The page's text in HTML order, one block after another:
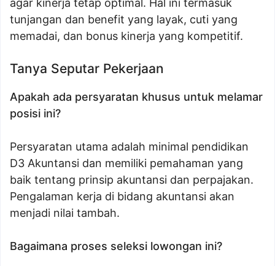
agar kinerja tetap optimal. Hal ini termasuk
tunjangan dan benefit yang layak, cuti yang
memadai, dan bonus kinerja yang kompetitif.
Tanya Seputar Pekerjaan
Apakah ada persyaratan khusus untuk melamar
posisi ini?
Persyaratan utama adalah minimal pendidikan
D3 Akuntansi dan memiliki pemahaman yang
baik tentang prinsip akuntansi dan perpajakan.
Pengalaman kerja di bidang akuntansi akan
menjadi nilai tambah.
Bagaimana proses seleksi lowongan ini?